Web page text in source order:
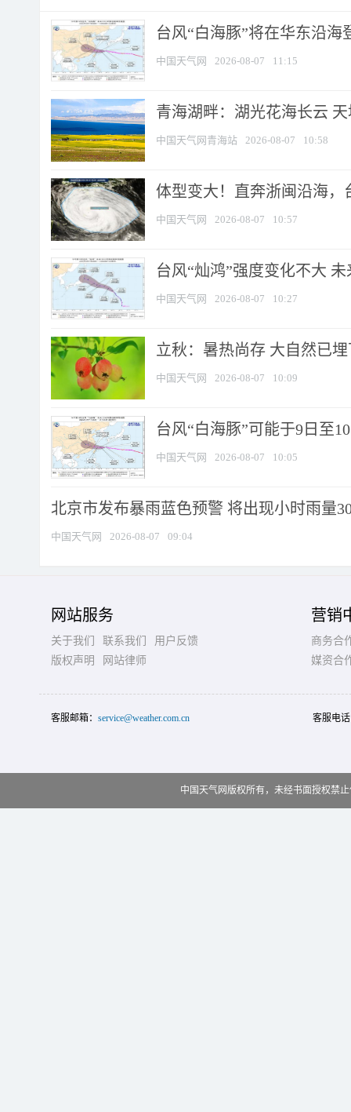
台风“白海豚”将在华东沿
中国天气网 2026-08-07 11:15
青海湖畔：湖光花海长云
中国天气网青海站 2026-08-07 10:58
体型变大！直奔浙闽沿海，
中国天气网 2026-08-07 10:57
台风“灿鸿”强度变化不大
中国天气网 2026-08-07 10:27
立秋：暑热尚存 大自然已
中国天气网 2026-08-07 10:09
台风“白海豚”可能于9日至
中国天气网 2026-08-07 10:05
北京市发布暴雨蓝色预警 将出现小时雨量
中国天气网 2026-08-07 09:04
网站服务
关于我们 联系我们
用户反馈
版权声明
网站律师
营销
商务合
媒资合
客服邮箱： service@weather.com.cn 客服电
中国天气网版权所有，未经书面授权